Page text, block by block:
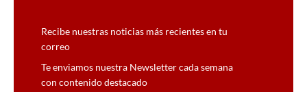
Recibe nuestras noticias más recientes en tu
correo
Te enviamos nuestra Newsletter cada semana
con contenido destacado